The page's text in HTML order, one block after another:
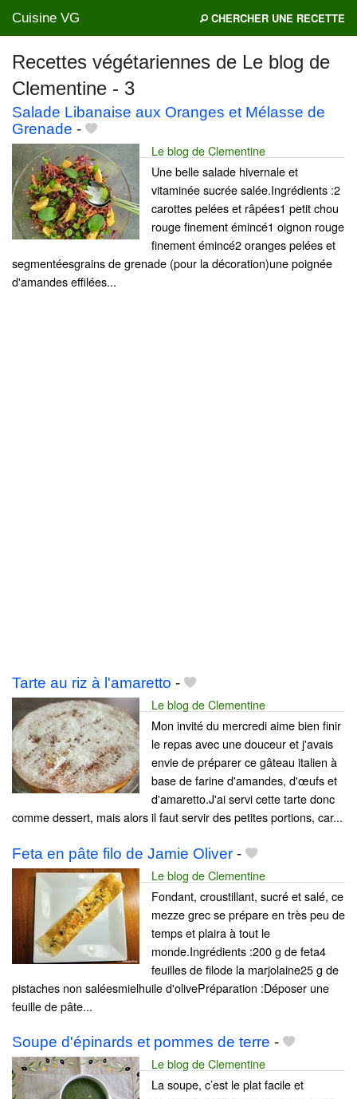
Cuisine VG CHERCHER UNE RECETTE
Recettes végétariennes de Le blog de
Clementine - 3
Salade Libanaise aux Oranges et Mélasse de
Grenade -
Le blog de Clementine
Une belle salade hivernale et
vitaminée sucrée salée.Ingrédients :2
carottes pelées et râpées1 petit chou
rouge finement émincé1 oignon rouge
finement émincé2 oranges pelées et
segmentéesgrains de grenade (pour la décoration)une poignée
d'amandes effilées...
Tarte au riz à l'amaretto -
Le blog de Clementine
Mon invité du mercredi aime bien finir
le repas avec une douceur et j'avais
envie de préparer ce gâteau italien à
base de farine d'amandes, d'œufs et
d'amaretto.J'ai servi cette tarte donc
comme dessert, mais alors il faut servir des petites portions, car...
Feta en pâte filo de Jamie Oliver -
Le blog de Clementine
Fondant, croustillant, sucré et salé, ce
mezze grec se prépare en très peu de
temps et plaira à tout le
monde.Ingrédients :200 g de feta4
feuilles de filode la marjolaine25 g de
pistaches non saléesmielhuile d'olivePréparation :Déposer une
feuille de pâte...
Soupe d'épinards et pommes de terre -
Le blog de Clementine
La soupe, c’est le plat facile et